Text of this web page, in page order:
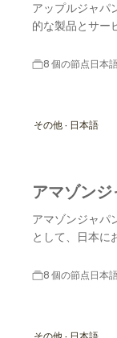
アップルジャパ
的な製品とサー
8 個の節点日本
その他 · 日本語
アマゾンジ
アマゾンジャパ
として、日本に
8 個の節点日本